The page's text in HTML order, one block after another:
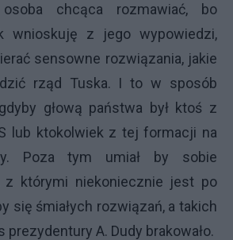
chcąca rozmawiać, bo
wnioskuję z jego wypowiedzi,
sensowne rozwiązania, jakie
rząd Tuska. I to w sposób
głową państwa był ktoś z
lub ktokolwiek z tej formacji na
Poza tym umiał by sobie
z którymi niekoniecznie jest po
się śmiałych rozwiązań, a takich
A. Dudy brakowało.